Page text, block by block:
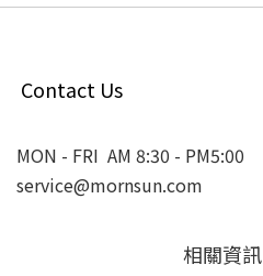
Contact Us
MON - FRI AM 8:30 - PM5:00
service@mornsun.com
相關資訊